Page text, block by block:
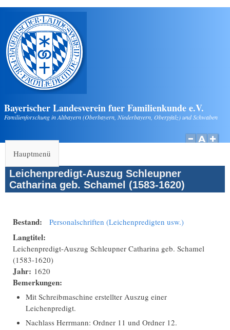
Direkt zum Inhalt
Bayerischer Landesverein fuer Familienkunde e.V.
Familienforschung in Altbayern (Oberbayern, Niederbayern, Oberpfalz) und Schwaben
Hauptmenü
Leichenpredigt-Auszug Schleupner
Catharina geb. Schamel (1583-1620)
Bestand: Personalschriften (Leichenpredigten usw.)
Langtitel:
Leichenpredigt-Auszug Schleupner Catharina geb. Schamel
(1583-1620)
Jahr: 1620
Bemerkungen:
Mit Schreibmaschine erstellter Auszug einer
Leichenpredigt.
Nachlass Herrmann: Ordner 11 und Ordner 12.